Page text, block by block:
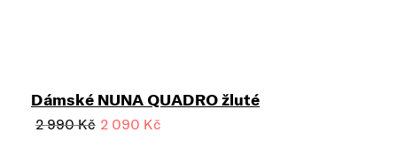
Dámské NUNA QUADRO žluté
2 990 Kč 2 090 Kč